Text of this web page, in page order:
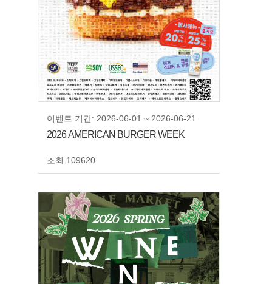
이벤트 기간: 2026-06-01 ~ 2026-06-21
2026 AMERICAN BURGER WEEK
조회 109620